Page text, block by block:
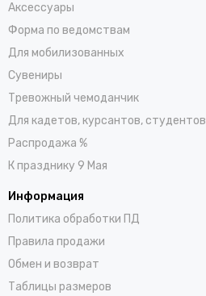
Аксессуары
Форма по ведомствам
Для мобилизованных
Сувениры
Тревожный чемоданчик
Для кадетов, курсантов, студентов
Распродажа %
К празднику 9 Мая
Информация
Политика обработки ПД
Правила продажи
Обмен и возврат
Таблицы размеров